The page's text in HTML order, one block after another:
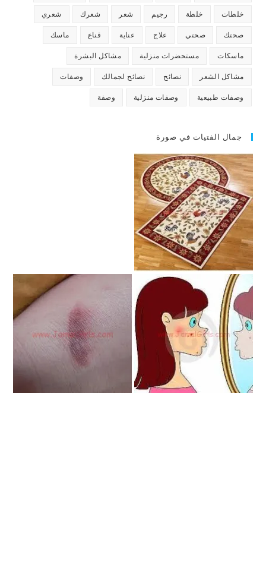
خلطات خلطة رجيم شعر شعرك شعري
صحتك صحتي علاج عناية قناع ماسك
ماسكات مستحضرات منزلية مشاكل البشرة
مشاكل الشعر نصائح نصائح لجمالك وصفات
وصفات طبيعية وصفات منزلية وصفة
جمال الفتيات في صورة